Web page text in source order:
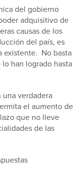
del gobierno
adquisitivo de
causas de los
del país, es
existente. No basta
han logrado hasta
una verdadera
el aumento de
que no lleve
de las